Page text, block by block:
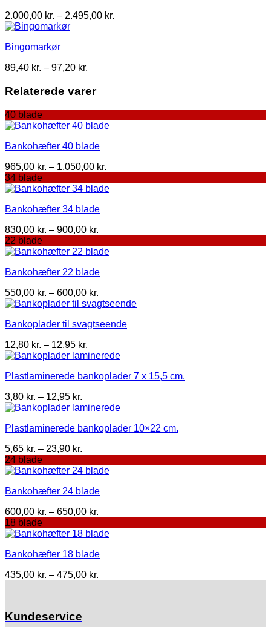
2.000,00 kr. – 2.495,00 kr.
Bingomarkør
89,40 kr. – 97,20 kr.
til
Relaterede varer
40 blade
Bankohæfter 40 blade
965,00 kr. – 1.050,00 kr.
til
34 blade
Bankohæfter 34 blade
830,00 kr. – 900,00 kr.
til
22 blade
Bankohæfter 22 blade
550,00 kr. – 600,00 kr.
550,00 kr.
600,00 kr.
Bankoplader til svagtseende
12,80 kr. – 12,95 kr.
12,80 kr.
12,95 kr.
Plastlaminerede bankoplader 7 x 15,5 cm.
3,80 kr. – 12,95 kr.
3,80 kr.
12,95 kr.
Plastlaminerede bankoplader 10×22 cm.
5,65 kr. – 23,90 kr.
til
24 blade
Bankohæfter 24 blade
600,00 kr. – 650,00 kr.
til
18 blade
Bankohæfter 18 blade
435,00 kr. – 475,00 kr.
Kundeservice